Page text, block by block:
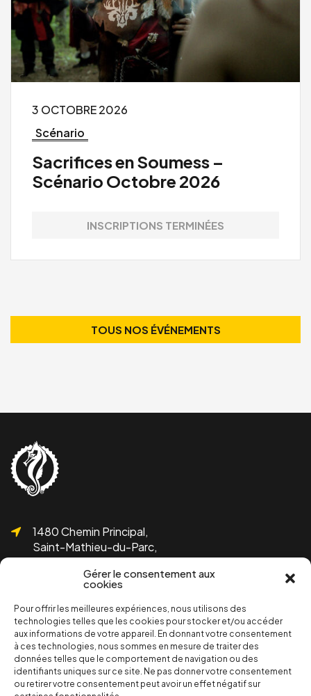
Gérer le consentement aux
cookies
Pour offrir les meilleures expériences, nous utilisons des
technologies telles que les cookies pour stocker et/ou accéder
aux informations de votre appareil. En donnant votre consentement
à ces technologies, nous sommes en mesure de traiter des
données telles que le comportement de navigation ou des
identifiants uniques sur ce site. Ne pas donner votre consentement
ou retirer votre consentement peut avoir un effet négatif sur
3 OCTOBRE 2026
Scénario
Sacrifices en Soumess –
Scénario Octobre 2026
INSCRIPTIONS TERMINÉES
TOUS NOS ÉVÉNEMENTS
1480 Chemin Principal,
Saint-Mathieu-du-Parc,
QC G0X 1N0
1 819-532-1755
info@bicolline.org